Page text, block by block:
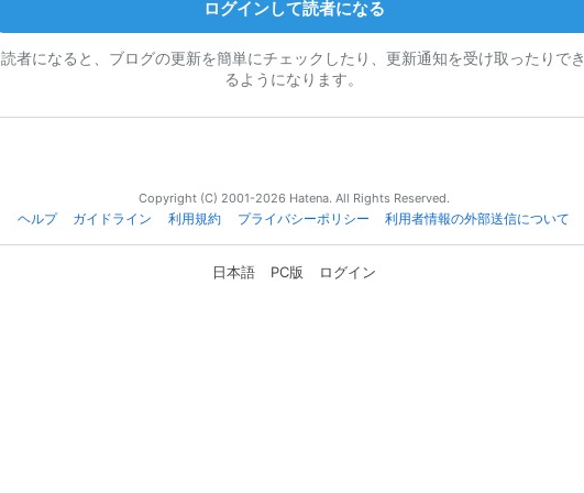
ログインして読者になる
読者になると、ブログの更新を簡単にチェックしたり、更新通知を受け取ったりでき
るようになります。
Copyright (C) 2001-2026 Hatena. All Rights Reserved.
ヘルプ
ガイドライン 利用規約 プライバシーポリシー 利用者情報の外部送信について
日本語 PC版 ログイン